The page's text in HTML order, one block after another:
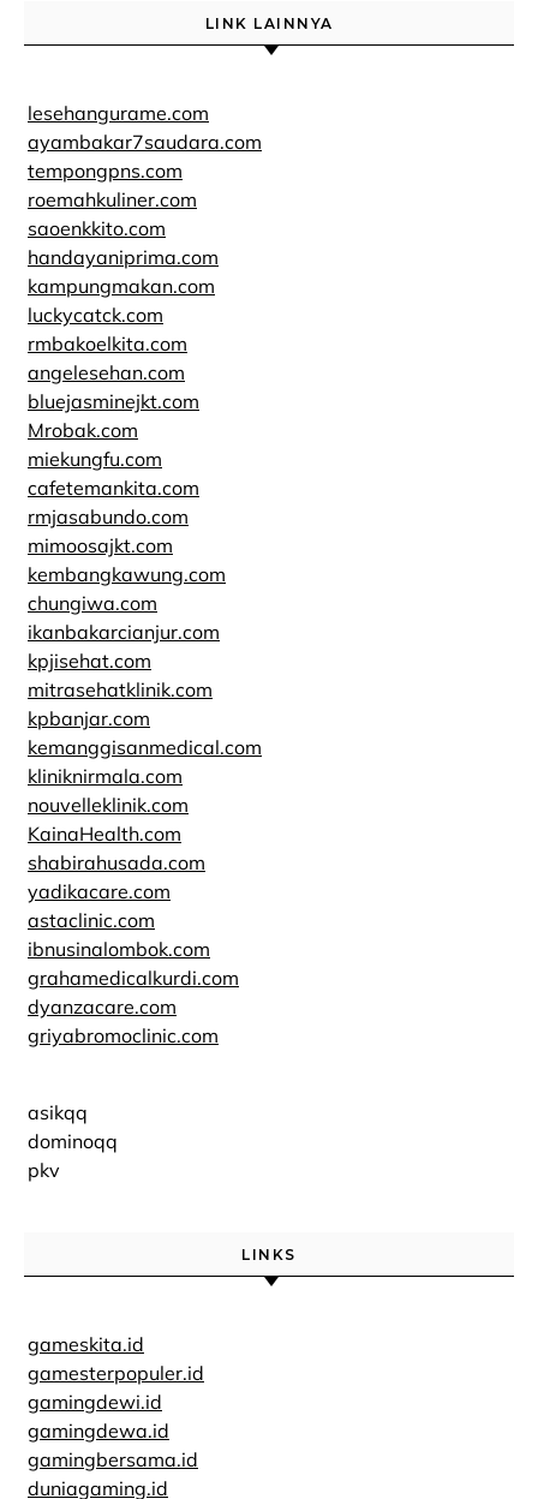
LINK LAINNYA
lesehangurame.com
ayambakar7saudara.com
tempongpns.com
roemahkuliner.com
saoenkkito.com
handayaniprima.com
kampungmakan.com
luckycatck.com
rmbakoelkita.com
angelesehan.com
bluejasminejkt.com
Mrobak.com
miekungfu.com
cafetemankita.com
rmjasabundo.com
mimoosajkt.com
kembangkawung.com
chungiwa.com
ikanbakarcianjur.com
kpjisehat.com
mitrasehatklinik.com
kpbanjar.com
kemanggisanmedical.com
kliniknirmala.com
nouvelleklinik.com
KainaHealth.com
shabirahusada.com
yadikacare.com
astaclinic.com
ibnusinalombok.com
grahamedicalkurdi.com
dyanzacare.com
griyabromoclinic.com
asikqq
dominoqq
pkv
LINKS
gameskita.id
gamesterpopuler.id
gamingdewi.id
gamingdewa.id
gamingbersama.id
duniagaming.id